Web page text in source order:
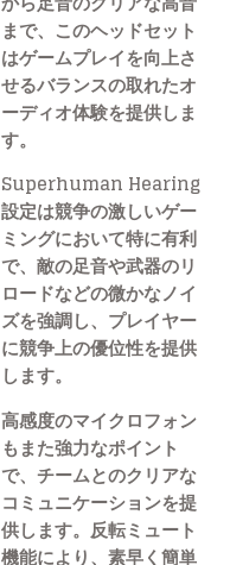
まで、このヘッドセット
はゲームプレイを向上さ
せるバランスの取れたオ
ーディオ体験を提供しま
す。
Superhuman Hearing
設定は競争の激しいゲー
ミングにおいて特に有利
で、敵の足音や武器のリ
ロードなどの微かなノイ
ズを強調し、プレイヤー
に競争上の優位性を提供
します。
高感度のマイクロフォン
もまた強力なポイント
で、チームとのクリアな
コミュニケーションを提
供します。反転ミュート
機能により、素早く簡単